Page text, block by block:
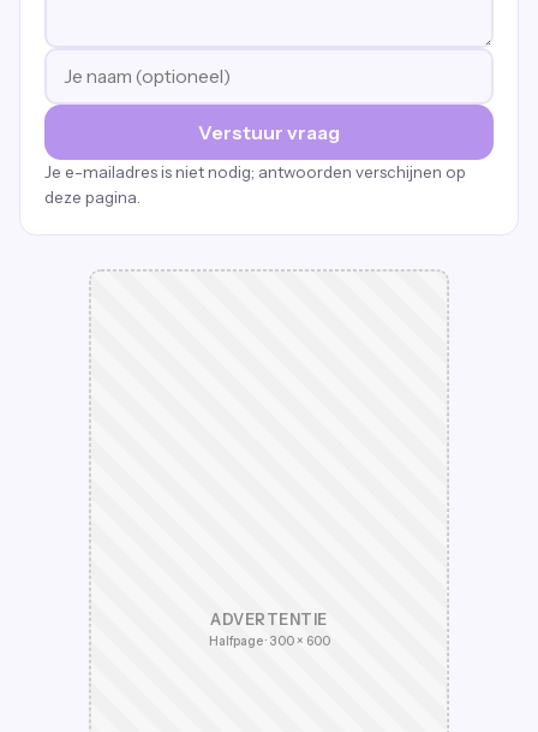
Verstuur vraag
Je e-mailadres is niet nodig; antwoorden verschijnen op
deze pagina.
ADVERTENTIE
Halfpage · 300 × 600